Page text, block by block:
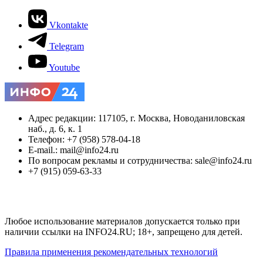
Vkontakte
Telegram
Youtube
Адрес редакции: 117105, г. Москва, Новоданиловская
наб., д. 6, к. 1
Телефон: +7 (958) 578-04-18
E-mail.: mail@info24.ru
По вопросам рекламы и сотрудничества: sale@info24.ru
+7 (915) 059-63-33
Любое использование материалов допускается только при
наличии ссылки на INFO24.RU; 18+, запрещено для детей.
Правила применения рекомендательных технологий